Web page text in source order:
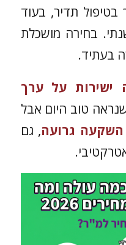
בטיפול תדיר, בעוד
בחירה מושכלת
בעתיד.
ישירות על ערך
טוב היום אבל
השקעה גרועה, גם